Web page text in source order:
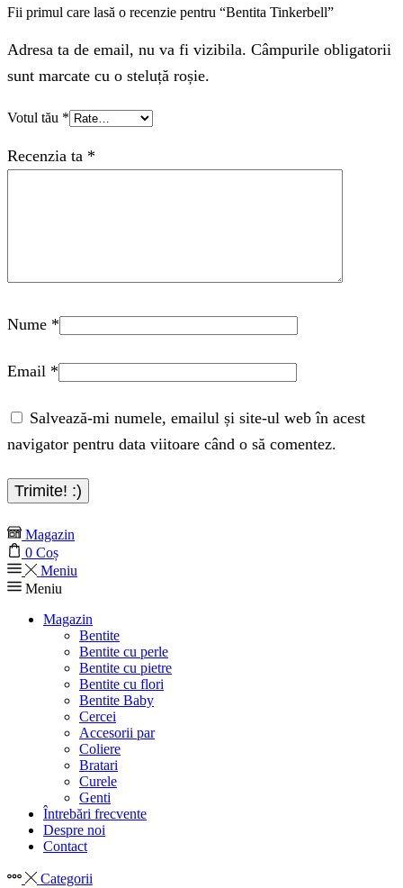
Fii primul care lasă o recenzie pentru “Bentita Tinkerbell”
Adresa ta de email, nu va fi vizibila. Câmpurile obligatorii
sunt marcate cu o steluță roșie.
Votul tău *
Recenzia ta *
Nume *
Email *
Salvează-mi numele, emailul și site-ul web în acest
navigator pentru data viitoare când o să comentez.
Magazin
0 Coș
Meniu
Meniu
Magazin
Bentite
Bentite cu perle
Bentite cu pietre
Bentite cu flori
Bentite Baby
Cercei
Accesorii par
Coliere
Bratari
Curele
Genti
Întrebări frecvente
Despre noi
Contact
Categorii